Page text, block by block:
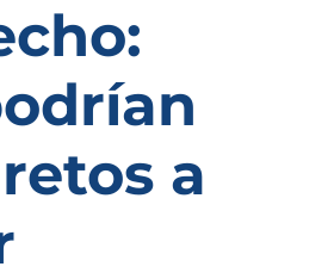
a